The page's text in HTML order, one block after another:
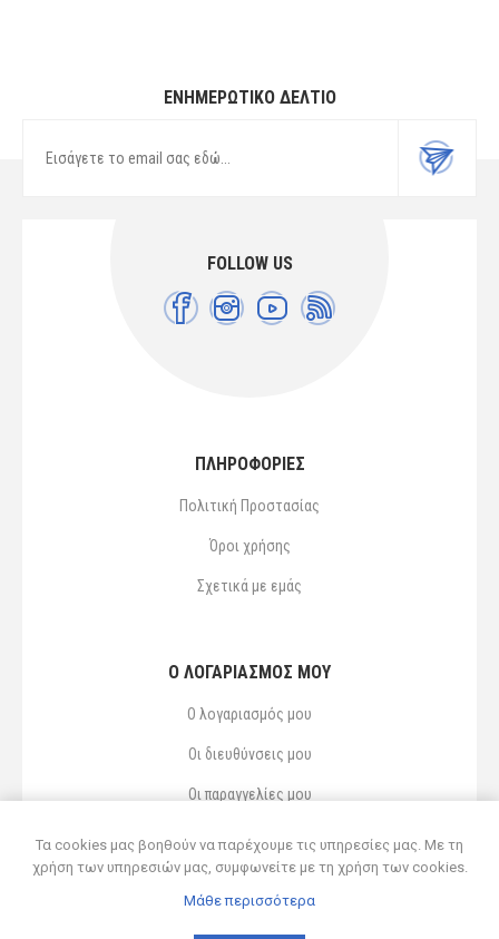
ΕΝΗΜΕΡΩΤΙΚΌ ΔΕΛΤΊΟ
FOLLOW US
ΠΛΗΡΟΦΟΡΙΕΣ
Πολιτική Προστασίας
Όροι χρήσης
Σχετικά με εμάς
Ο ΛΟΓΑΡΙΑΣΜΌΣ ΜΟΥ
Ο λογαριασμός μου
Οι διευθύνσεις μου
Οι παραγγελίες μου
Τα cookies μας βοηθούν να παρέχουμε τις υπηρεσίες μας. Με τη
χρήση των υπηρεσιών μας, συμφωνείτε με τη χρήση των cookies.
Μάθε περισσότερα